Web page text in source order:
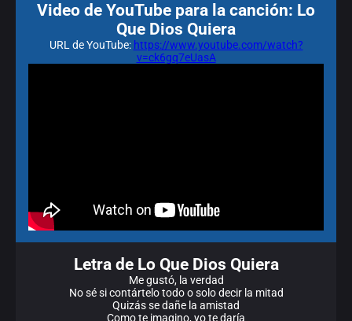
Video de YouTube para la canción: Lo
Que Dios Quiera
URL de YouTube: https://www.youtube.com/watch?
v=ck6gq7eUasA
Letra de Lo Que Dios Quiera
Me gustó, la verdad
No sé si contártelo todo o solo decir la mitad
Quizás se dañe la amistad
Como te imagino, yo te daría